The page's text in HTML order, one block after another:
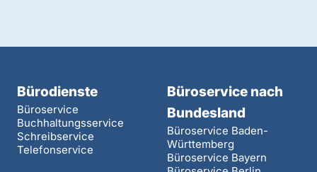
Bürodienste
Büroservice
Buchhaltungsservice
Schreibservice
Telefonservice
Büroservice nach
Bundesland
Büroservice Baden-
Württemberg
Büroservice Bayern